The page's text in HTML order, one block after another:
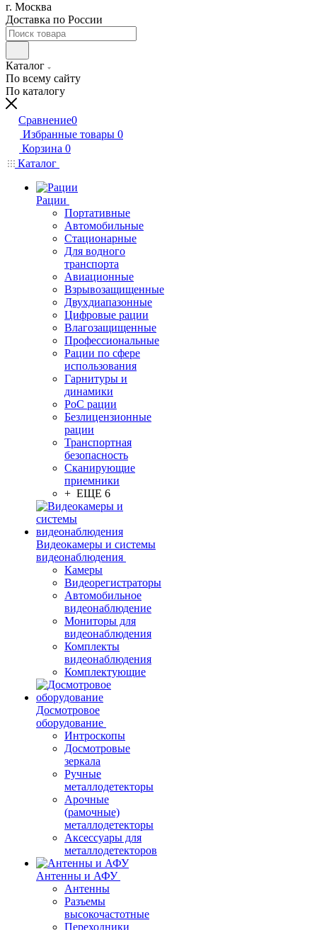
г. Москва
Доставка по России
Каталог
По всему сайту
По каталогу
Сравнение0
Избранные товары 0
Корзина 0
Каталог
Рации
Портативные
Автомобильные
Стационарные
Для водного
транспорта
Авиационные
Взрывозащищенные
Двухдиапазонные
Цифровые рации
Влагозащищенные
Профессиональные
Рации по сфере
использования
Гарнитуры и
динамики
PoC рации
Безлицензионные
рации
Транспортная
безопасность
Сканирующие
приемники
+ ЕЩЕ 6
Видеокамеры и системы
видеонаблюдения
Камеры
Видеорегистраторы
Автомобильное
видеонаблюдение
Мониторы для
видеонаблюдения
Комплекты
видеонаблюдения
Комплектующие
Досмотровое
оборудование
Интроскопы
Досмотровые
зеркала
Ручные
металлодетекторы
Арочные
(рамочные)
металлодетекторы
Аксессуары для
металлодетекторов
Антенны и АФУ
Антенны
Разъемы
высокочастотные
Переходники